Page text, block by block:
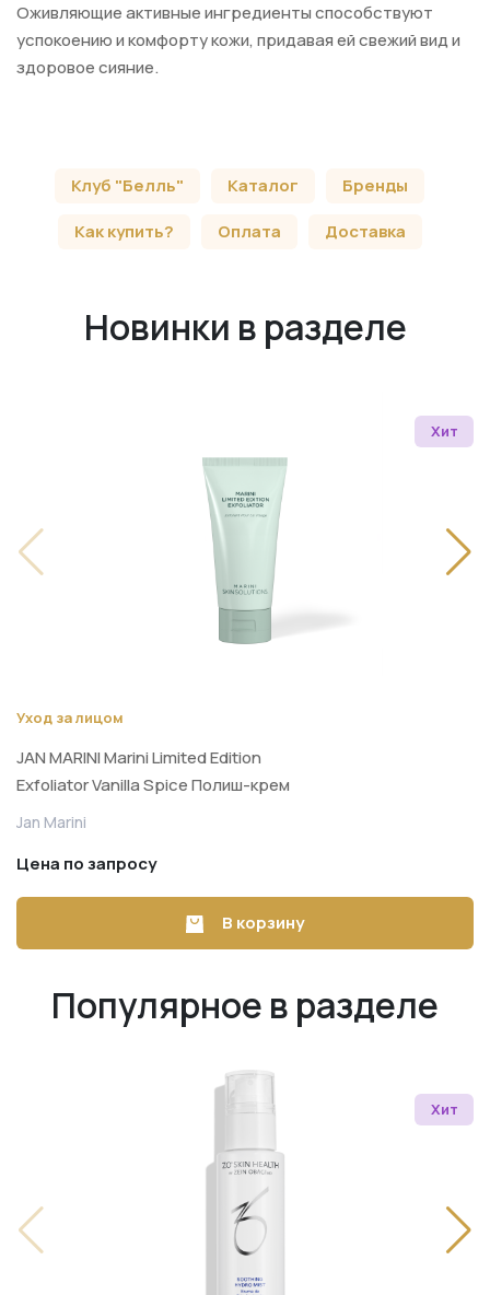
Оживляющие активные ингредиенты способствуют
успокоению и комфорту кожи, придавая ей свежий вид и
здоровое сияние.
Клуб "Белль" Каталог
Бренды
Как купить?
Оплата Доставка
Новинки в разделе
Хит
Уход за лицом
JAN MARINI Marini Limited Edition
Exfoliator Vanilla Spice Полиш-крем
тройного действия для мгновенного
Jan Marini
Цена по запросу
В корзину
Популярное в разделе
Хит